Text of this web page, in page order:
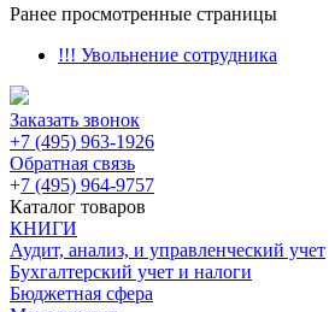
Ранее просмотренные страницы
!!! Увольнение сотрудника
Заказать звонок
+7 (495) 963-1926
Обратная связь
+7 (495) 964-9757
Каталог товаров
КНИГИ
Аудит, анализ, и управленческий учет
Бухгалтерский учет и налоги
Бюджетная сфера